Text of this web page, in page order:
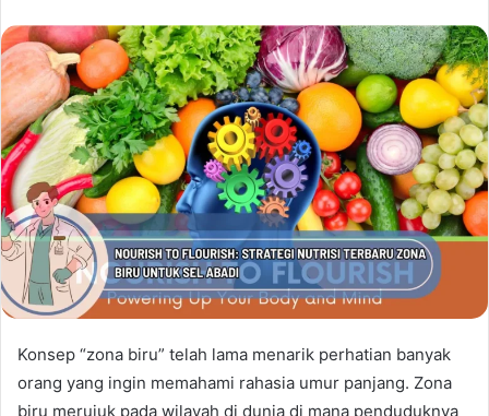
Konsep “zona biru” telah lama menarik perhatian banyak
orang yang ingin memahami rahasia umur panjang. Zona
biru merujuk pada wilayah di dunia di mana penduduknya